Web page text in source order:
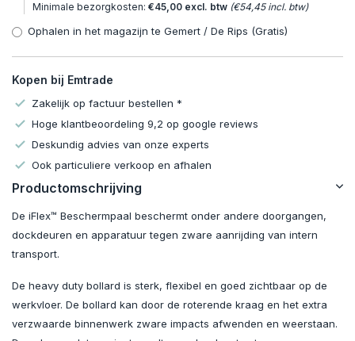
Minimale bezorgkosten: €45,00 excl. btw (€54,45 incl. btw)
Ophalen in het magazijn te Gemert / De Rips (Gratis)
Kopen bij Emtrade
Zakelijk op factuur bestellen *
Hoge klantbeoordeling 9,2 op google reviews
Deskundig advies van onze experts
Ook particuliere verkoop en afhalen
Productomschrijving
De iFlex™ Beschermpaal beschermt onder andere doorgangen,
dockdeuren en apparatuur tegen zware aanrijding van intern
transport.
De heavy duty bollard is sterk, flexibel en goed zichtbaar op de
werkvloer. De bollard kan door de roterende kraag en het extra
verzwaarde binnenwerk zware impacts afwenden en weerstaan.